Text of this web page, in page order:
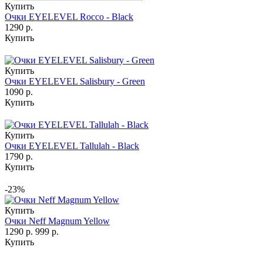
Купить
Очки EYELEVEL Rocco - Black
1290 р.
Купить
Купить
Очки EYELEVEL Salisbury - Green
1090 р.
Купить
Купить
Очки EYELEVEL Tallulah - Black
1790 р.
Купить
-23%
Купить
Очки Neff Magnum Yellow
1290 р. 999 р.
Купить